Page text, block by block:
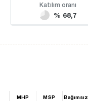
Katılım oranı
% 68,7
MHP MSP Bağımsız